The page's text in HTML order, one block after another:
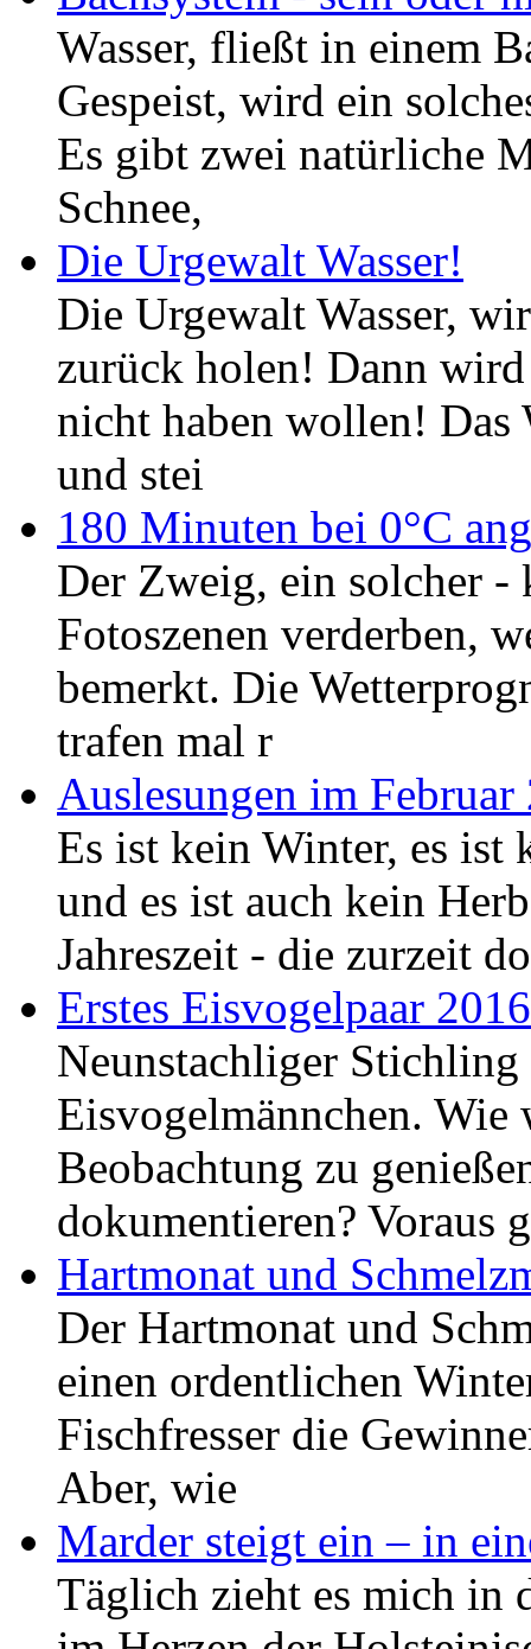
Wasser, fließt in einem
Gespeist, wird ein
Es gibt zwei natürliche
Schnee,
Die Urgewalt Wasser!
Die Urgewalt Wasser,
zurück holen! Dann
nicht haben wollen! Das
und stei
180 Minuten bei 0°C
Der Zweig, ein solcher -
Fotoszenen verderben,
bemerkt. Die
trafen mal r
Auslesungen im Februar
Es ist kein Winter, es ist
und es ist auch kein
Jahreszeit - die zurzeit
Erstes Eisvogelpaar
Neunstachliger
Eisvogelmännchen. Wie
Beobachtung zu
dokumentieren? Voraus
Hartmonat und
Der Hartmonat und
einen ordentlichen
Fischfresser die
Aber, wie
Marder steigt ein – in
Täglich zieht es mich in